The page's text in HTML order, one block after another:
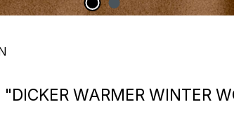
WARMER WINTER